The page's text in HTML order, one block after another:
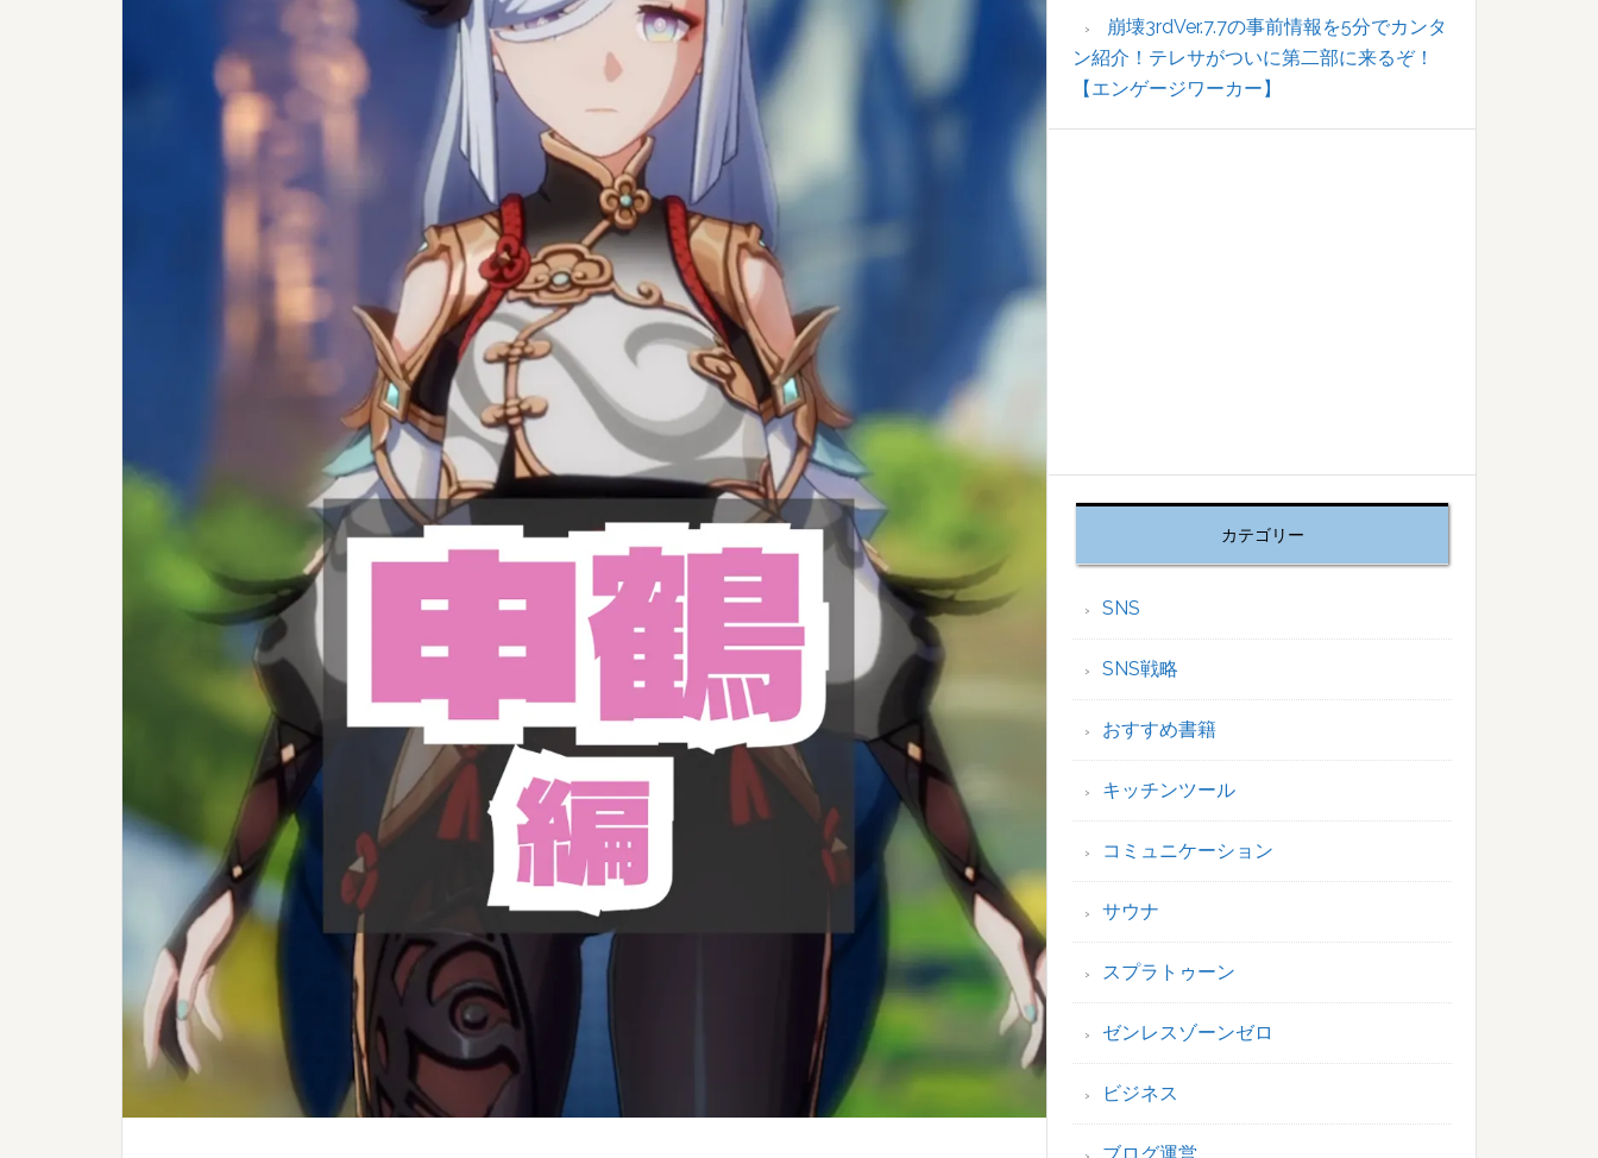
崩壊3rdVer.7.7の事前情報を5分でカンタ
ン紹介！テレサがついに第二部に来るぞ！
【エンゲージワーカー】
カテゴリー
SNS
SNS戦略
おすすめ書籍
キッチンツール
コミュニケーション
サウナ
スプラトゥーン
ゼンレスゾーンゼロ
ビジネス